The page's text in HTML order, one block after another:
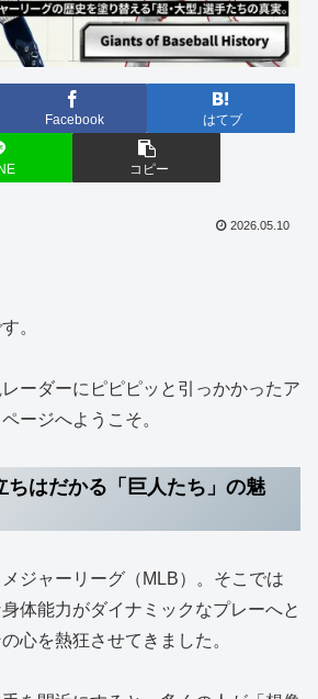
Facebook はてブ
コピー
2026.05.10
。
ーダーにピピピッと引っかかったア
ージへようこそ。
ちはだかる「巨人たち」の魅
ジャーリーグ（MLB）。そこでは
体能力がダイナミックなプレーへと
心を熱狂させてきました。